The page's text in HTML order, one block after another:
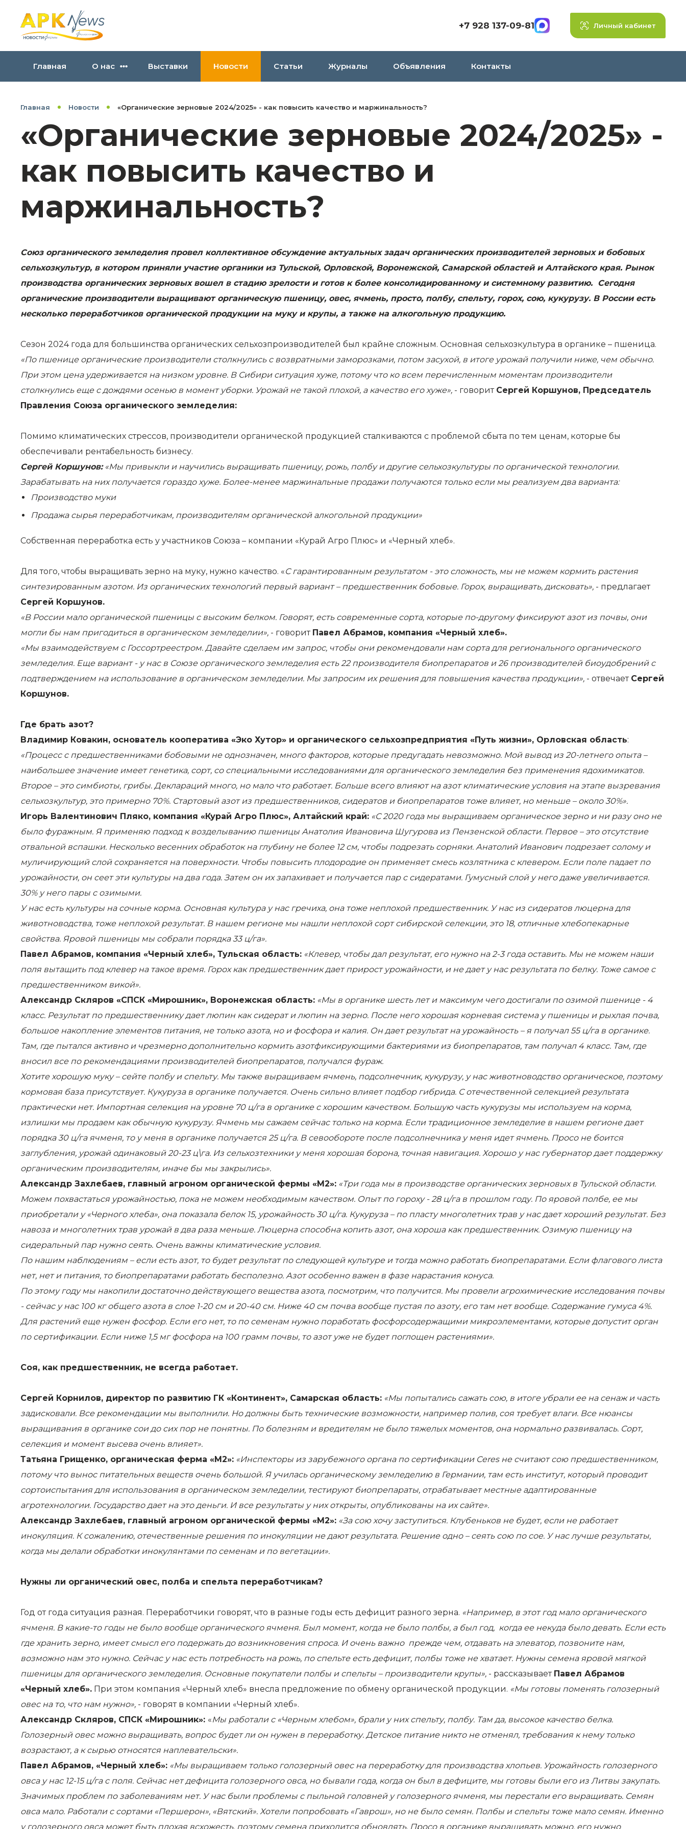
+7 928 137-09-81 Личный кабинет
Главная О нас Выставки Новости Статьи Журналы Объявления Контакты
Главная Новости «Органические зерновые 2024/2025» - как повысить качество и маржинальность?
«Органические зерновые 2024/2025» -
как повысить качество и
маржинальность?
Союз органического земледелия провел коллективное обсуждение актуальных задач органических производителей зерновых и бобовых
сельхозкультур, в котором приняли участие органики из Тульской, Орловской, Воронежской, Самарской областей и Алтайского края. Рынок
производства органических зерновых вошел в стадию зрелости и готов к более консолидированному и системному развитию. Сегодня
органические производители выращивают органическую пшеницу, овес, ячмень, просто, полбу, спельту, горох, сою, кукурузу. В России есть
несколько переработчиков органической продукции на муку и крупы, а также на алкогольную продукцию.
Сезон 2024 года для большинства органических сельхозпроизводителей был крайне сложным. Основная сельхозкультура в органике – пшеница.
«По пшенице органические производители столкнулись с возвратными заморозками, потом засухой, в итоге урожай получили ниже, чем обычно.
При этом цена удерживается на низком уровне. В Сибири ситуация хуже, потому что ко всем перечисленным моментам производители
столкнулись еще с дождями осенью в момент уборки. Урожай не такой плохой, а качество его хуже», - говорит Сергей Коршунов, Председатель
Правления Союза органического земледелия:
Помимо климатических стрессов, производители органической продукцией сталкиваются с проблемой сбыта по тем ценам, которые бы
обеспечивали рентабельность бизнесу.
Сергей Коршунов:«Мы привыкли и научились выращивать пшеницу, рожь, полбу и другие сельхозкультуры по органической технологии.
Зарабатывать на них получается гораздо хуже. Более-менее маржинальные продажи получаются только если мы реализуем два варианта:
Производство муки
Продажа сырья переработчикам, производителям органической алкогольной продукции»
Собственная переработка есть у участников Союза – компании «Курай Агро Плюс» и «Черный хлеб».
Для того, чтобы выращивать зерно на муку, нужно качество. «С гарантированным результатом - это сложность, мы не можем кормить растения
синтезированным азотом. Из органических технологий первый вариант – предшественник бобовые. Горох, выращивать, дисковать», - предлагает
Сергей Коршунов.
«В России мало органической пшеницы с высоким белком. Говорят, есть современные сорта, которые по-другому фиксируют азот из почвы, они
могли бы нам пригодиться в органическом земледелии», - говорит Павел Абрамов, компания «Черный хлеб».
«Мы взаимодействуем с Госсортреестром. Давайте сделаем им запрос, чтобы они рекомендовали нам сорта для регионального органического
земледелия. Еще вариант - у нас в Союзе органического земледелия есть 22 производителя биопрепаратов и 26 производителей биоудобрений с
подтверждением на использование в органическом земледелии. Мы запросим их решения для повышения качества продукции», - отвечает Сергей
Коршунов.
Где брать азот?
Владимир Ковакин, основатель кооператива «Эко Хутор» и органического сельхозпредприятия «Путь жизни», Орловская область:
«Процесс с предшественниками бобовыми не однозначен, много факторов, которые предугадать невозможно. Мой вывод из 20-летнего опыта –
наибольшее значение имеет генетика, сорт, со специальными исследованиями для органического земледелия без применения ядохимикатов.
Второе – это симбиоты, грибы. Деклараций много, но мало что работает. Больше всего влияют на азот климатические условия на этапе вызревания
сельхозкультур, это примерно 70%. Стартовый азот из предшественников, сидератов и биопрепаратов тоже влияет, но меньше – около 30%».
Игорь Валентинович Пляко, компания «Курай Агро Плюс», Алтайский край: «С 2020 года мы выращиваем органическое зерно и ни разу оно не
было фуражным. Я применяю подход к возделыванию пшеницы Анатолия Ивановича Шугурова из Пензенской области. Первое – это отсутствие
отвальной вспашки. Несколько весенних обработок на глубину не более 12 см, чтобы подрезать сорняки. Анатолий Иванович подрезает солому и
муличирующий слой сохраняется на поверхности. Чтобы повысить плодородие он применяет смесь козлятника с клевером. Если поле падает по
урожайности, он сеет эти культуры на два года. Затем он их запахивает и получается пар с сидератами. Гумусный слой у него даже увеличивается.
30% у него пары с озимыми.
У нас есть культуры на сочные корма. Основная культура у нас гречиха, она тоже неплохой предшественник. У нас из сидератов люцерна для
животноводства, тоже неплохой результат. В нашем регионе мы нашли неплохой сорт сибирской селекции, это 18, отличные хлебопекарные
свойства. Яровой пшеницы мы собрали порядка 33 ц/га».
Павел Абрамов, компания «Черный хлеб», Тульская область: «Клевер, чтобы дал результат, его нужно на 2-3 года оставить. Мы не можем наши
поля вытащить под клевер на такое время. Горох как предшественник дает прирост урожайности, и не дает у нас результата по белку. Тоже самое с
предшественником викой».
Александр Скляров «СПСК «Мирошник», Воронежская область: «Мы в органике шесть лет и максимум чего достигали по озимой пшенице - 4
класс. Результат по предшественнику дает люпин как сидерат и люпин на зерно. После него хорошая корневая система у пшеницы и рыхлая почва,
большое накопление элементов питания, не только азота, но и фосфора и калия. Он дает результат на урожайность – я получал 55 ц/га в органике.
Там, где пытался активно и чрезмерно дополнительно кормить азотфиксирующими бактериями из биопрепаратов, там получал 4 класс. Там, где
вносил все по рекомендациями производителей биопрепаратов, получался фураж.
Хотите хорошую муку – сейте полбу и спельту. Мы также выращиваем ячмень, подсолнечник, кукурузу, у нас животноводство органическое, поэтому
кормовая база присутствует. Кукуруза в органике получается. Очень сильно влияет подбор гибрида. С отечественной селекцией результата
практически нет. Импортная селекция на уровне 70 ц/га в органике с хорошим качеством. Большую часть кукурузы мы используем на корма,
излишки мы продаем как обычную кукурузу. Ячмень мы сажаем сейчас только на корма. Если традиционное земледелие в нашем регионе дает
порядка 30 ц/га ячменя, то у меня в органике получается 25 ц/га. В севообороте после подсолнечника у меня идет ячмень. Просо не боится
заглубления, урожай одинаковый 20-23 ц\га. Из сельхозтехники у меня хорошая борона, точная навигация. Хорошо у нас губернатор дает поддержку
органическим производителям, иначе бы мы закрылись».
Александр Захлебаев, главный агроном органической фермы «М2»: «Три года мы в производстве органических зерновых в Тульской области.
Можем похвастаться урожайностью, пока не можем необходимым качеством. Опыт по гороху - 28 ц/га в прошлом году. По яровой полбе, ее мы
приобретали у «Черного хлеба», она показала белок 15, урожайность 30 ц/га. Кукуруза – по пласту многолетних трав у нас дает хороший результат. Без
навоза и многолетних трав урожай в два раза меньше. Люцерна способна копить азот, она хороша как предшественник. Озимую пшеницу на
сидеральный пар нужно сеять. Очень важны климатические условия.
По нашим наблюдениям – если есть азот, то будет результат по следующей культуре и тогда можно работать биопрепаратами. Если флагового листа
нет, нет и питания, то биопрепаратами работать бесполезно. Азот особенно важен в фазе нарастания конуса.
По этому году мы накопили достаточно действующего вещества азота, посмотрим, что получится. Мы провели агрохимические исследования почвы
- сейчас у нас 100 кг общего азота в слое 1-20 см и 20-40 см. Ниже 40 см почва вообще пустая по азоту, его там нет вообще. Содержание гумуса 4%.
Для растений еще нужен фосфор. Если его нет, то по семенам нужно поработать фосфорсодержащими микроэлементами, которые допустит орган
по сертификации. Если ниже 1,5 мг фосфора на 100 грамм почвы, то азот уже не будет поглощен растениями».
Соя, как предшественник, не всегда работает.
Сергей Корнилов, директор по развитию ГК «Континент», Самарская область: «Мы попытались сажать сою, в итоге убрали ее на сенаж и часть
задисковали. Все рекомендации мы выполнили. Но должны быть технические возможности, например полив, соя требует влаги. Все нюансы
выращивания в органике сои до сих пор не понятны. По болезням и вредителям не было тяжелых моментов, она нормально развивалась. Сорт,
селекция и момент высева очень влияет».
Татьяна Грищенко, органическая ферма «М2»: «Инспекторы из зарубежного органа по сертификации Ceres не считают сою предшественником,
потому что вынос питательных веществ очень большой. Я училась органическому земледелию в Германии, там есть институт, который проводит
сортоиспытания для использования в органическом земледелии, тестируют биопрепараты, отрабатывает местные адаптированные
агротехнологии. Государство дает на это деньги. И все результаты у них открыты, опубликованы на их сайте».
Александр Захлебаев, главный агроном органической фермы «М2»: «За сою хочу заступиться. Клубеньков не будет, если не работает
инокуляция. К сожалению, отечественные решения по инокуляции не дают результата. Решение одно – сеять сою по сое. У нас лучше результаты,
когда мы делали обработки инокулянтами по семенам и по вегетации».
Нужны ли органический овес, полба и спельта переработчикам?
Год от года ситуация разная. Переработчики говорят, что в разные годы есть дефицит разного зерна. «Например, в этот год мало органического
ячменя. В какие-то годы не было вообще органического ячменя. Был момент, когда не было полбы, а был год, когда ее некуда было девать. Если есть
где хранить зерно, имеет смысл его подержать до возникновения спроса. И очень важно прежде чем, отдавать на элеватор, позвоните нам,
возможно нам это нужно. Сейчас у нас есть потребность на рожь, по спельте есть дефицит, полбы тоже не хватает. Нужны семена яровой мягкой
пшеницы для органического земледелия. Основные покупатели полбы и спельты – производители крупы», - рассказывает Павел Абрамов
«Черный хлеб». При этом компания «Черный хлеб» внесла предложение по обмену органической продукции. «Мы готовы поменять голозерный
овес на то, что нам нужно», - говорят в компании «Черный хлеб».
Александр Скляров, СПСК «Мирошник»: «Мы работали с «Черным хлебом», брали у них спельту, полбу. Там да, высокое качество белка.
Голозерный овес можно выращивать, вопрос будет ли он нужен в переработку. Детское питание никто не отменял, требования к нему только
возрастают, а к сырью относятся наплевательски».
Павел Абрамов, «Черный хлеб»: «Мы выращиваем только голозерный овес на переработку для производства хлопьев. Урожайность голозерного
овса у нас 12-15 ц/га с поля. Сейчас нет дефицита голозерного овса, но бывали года, когда он был в дефиците, мы готовы были его из Литвы закупать.
Значимых проблем по заболеваниям нет. У нас были проблемы с пыльной головней у голозерного ячменя, мы перестали его выращивать. Семян
овса мало. Работали с сортами «Першерон», «Вятский». Хотели попробовать «Гаврош», но не было семян. Полбы и спельты тоже мало семян. Именно
у голозерного овса может быть плохая всхожесть, поэтому семена приходится обновлять. Просо в органике выращивать можно, его нужно